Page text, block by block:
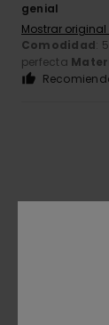
genial
Mostrar
Comodidad: 5
perfecta